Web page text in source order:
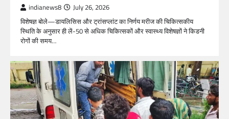
indianews8 July 26, 2026
विशेषज्ञ बोले—डायलिसिस और ट्रांसप्लांट का निर्णय मरीज की चिकित्सकीय
स्थिति के अनुसार ही लें-50 से अधिक चिकित्सकों और स्वास्थ्य विशेषज्ञों ने किडनी
रोगों की समय…